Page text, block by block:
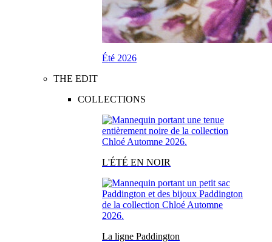
Été 2026
THE EDIT
COLLECTIONS
L'ÉTÉ EN NOIR
La ligne Paddington